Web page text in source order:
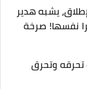
يشبه هدير
نفسها! صرخة
تحرقه وتحرق